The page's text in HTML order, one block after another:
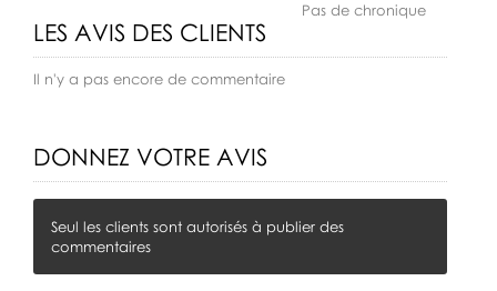
Pas de chronique
LES AVIS DES CLIENTS
Il n'y a pas encore de commentaire
DONNEZ VOTRE AVIS
Seul les clients sont autorisés à publier des
commentaires